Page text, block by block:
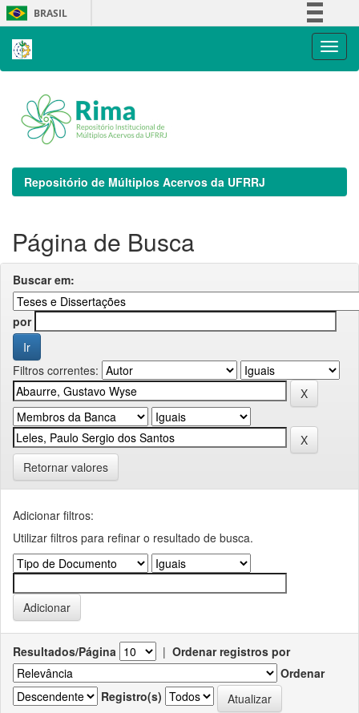
Skip
navigation
BRASIL
Repositório de Múltiplos Acervos da UFRRJ
Página de Busca
Buscar em:
por
Filtros correntes:
Retornar valores
Adicionar filtros:
Utilizar filtros para refinar o resultado de busca.
Resultados/Página | Ordenar registros por
Ordenar
Registro(s)